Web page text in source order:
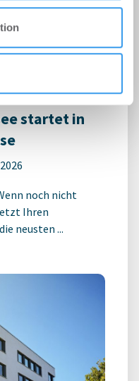
startet in
noch nicht
Ihren
neusten ...